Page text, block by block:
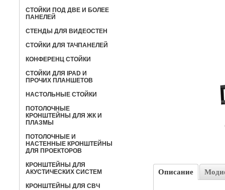
СТОЙКИ ПОД ДВЕ И БОЛЕЕ
ПАНЕЛЕЙ
СТЕНДЫ ДЛЯ ВИДЕОСТЕН
СТОЙКИ ДЛЯ ТАЧПАНЕЛЕЙ
КОНФЕРЕНЦ СТОЙКИ
CТОЙКИ ДЛЯ IPAD И
ПРОЧИХ ПЛАНШЕТОВ
НАСТОЛЬНЫЕ СТОЙКИ
ПОТОЛОЧНЫЕ
КРОНШТЕЙНЫ ДЛЯ ЖК И
ПЛАЗМЫ
ПОТОЛОЧНЫЕ И
НАСТЕННЫЕ КРОНШТЕЙНЫ
ДЛЯ ПРОЕКТОРОВ
КРОНШТЕЙНЫ ДЛЯ
АКУСТИЧЕСКИХ СИСТЕМ
КРОНШТЕЙНЫ ДЛЯ СВЧ
Описание